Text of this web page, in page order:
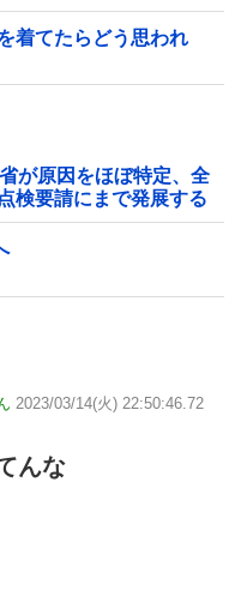
着てたらどう思われ
が原因をほぼ特定、全
検要請にまで発展する
2023/03/14(火) 22:50:46.72
んな